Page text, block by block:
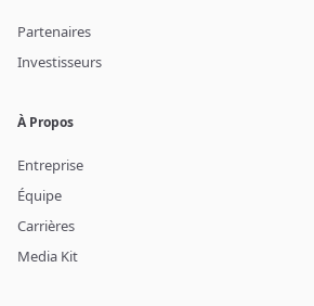
Partenaires
Investisseurs
À Propos
Entreprise
Équipe
Carrières
Media Kit